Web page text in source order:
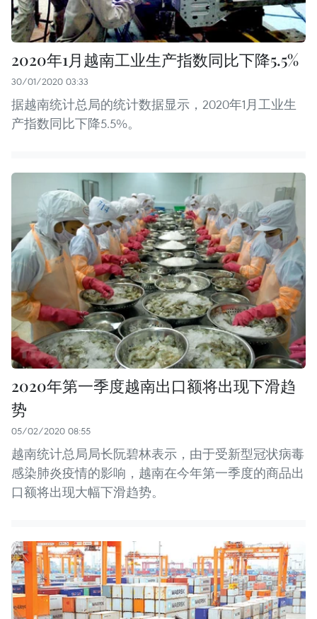
2020年1月越南工业生产指数同比下降5.5%
30/01/2020 03:33
据越南统计总局的统计数据显示，2020年1月工业生
产指数同比下降5.5%。
2020年第一季度越南出口额将出现下滑趋
势
05/02/2020 08:55
越南统计总局局长阮碧林表示，由于受新型冠状病毒
感染肺炎疫情的影响，越南在今年第一季度的商品出
口额将出现大幅下滑趋势。